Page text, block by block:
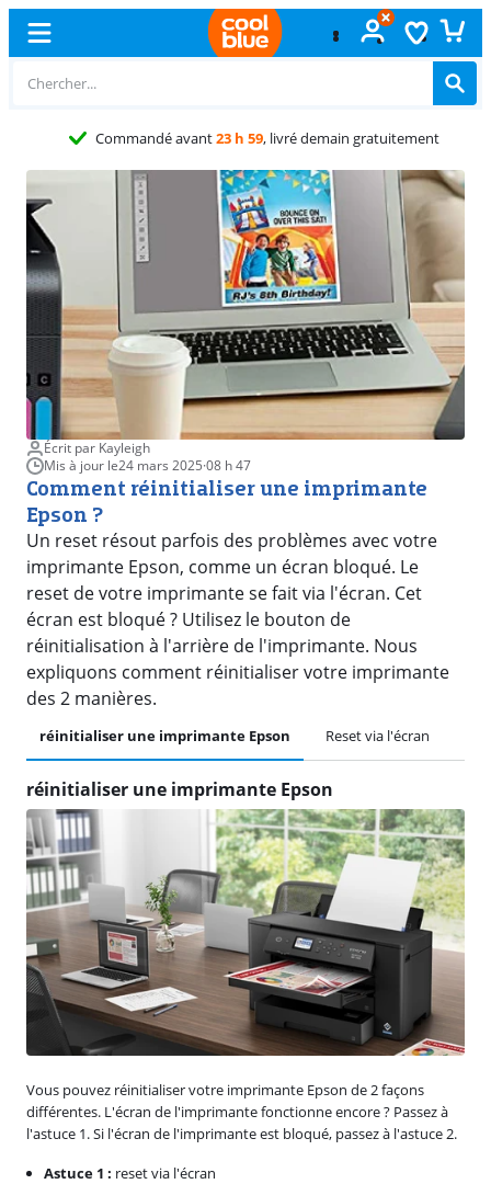
Échange
Écrit par Kayleigh
Mis à jour le24 mars 2025·08 h 47
Comment réinitialiser une imprimante
Epson ?
Un reset résout parfois des problèmes avec votre
imprimante Epson, comme un écran bloqué. Le
reset de votre imprimante se fait via l'écran. Cet
écran est bloqué ? Utilisez le bouton de
réinitialisation à l'arrière de l'imprimante. Nous
expliquons comment réinitialiser votre imprimante
des 2 manières.
réinitialiser une imprimante Epson Reset via l'écran
réinitialiser une imprimante Epson
Vous pouvez réinitialiser votre imprimante Epson de 2 façons
différentes. L'écran de l'imprimante fonctionne encore ? Passez à
l'astuce 1. Si l'écran de l'imprimante est bloqué, passez à l'astuce 2.
Astuce 1 : reset via l'écran